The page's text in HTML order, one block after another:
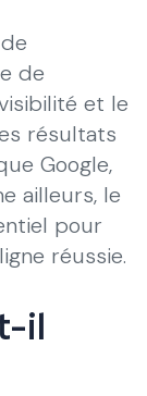
de
et le
résultats
Google,
ailleurs, le
pour
réussie.
il